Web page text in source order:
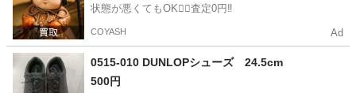
状態が悪くてもOK🙆‍♀️査定0円‼️
COYASH Ad
0515-010 DUNLOPシューズ 24.5cm
500円